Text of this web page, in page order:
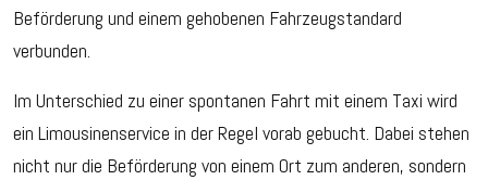
Beförderung und einem gehobenen Fahrzeugstandard
verbunden.
Im Unterschied zu einer spontanen Fahrt mit einem Taxi wird
ein Limousinenservice in der Regel vorab gebucht. Dabei stehen
nicht nur die Beförderung von einem Ort zum anderen, sondern